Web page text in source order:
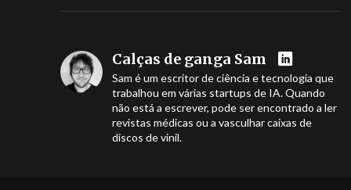
Calças de ganga Sam
Sam é um escritor de ciência e tecnologia que
trabalhou em várias startups de IA. Quando
não está a escrever, pode ser encontrado a ler
revistas médicas ou a vasculhar caixas de
discos de vinil.